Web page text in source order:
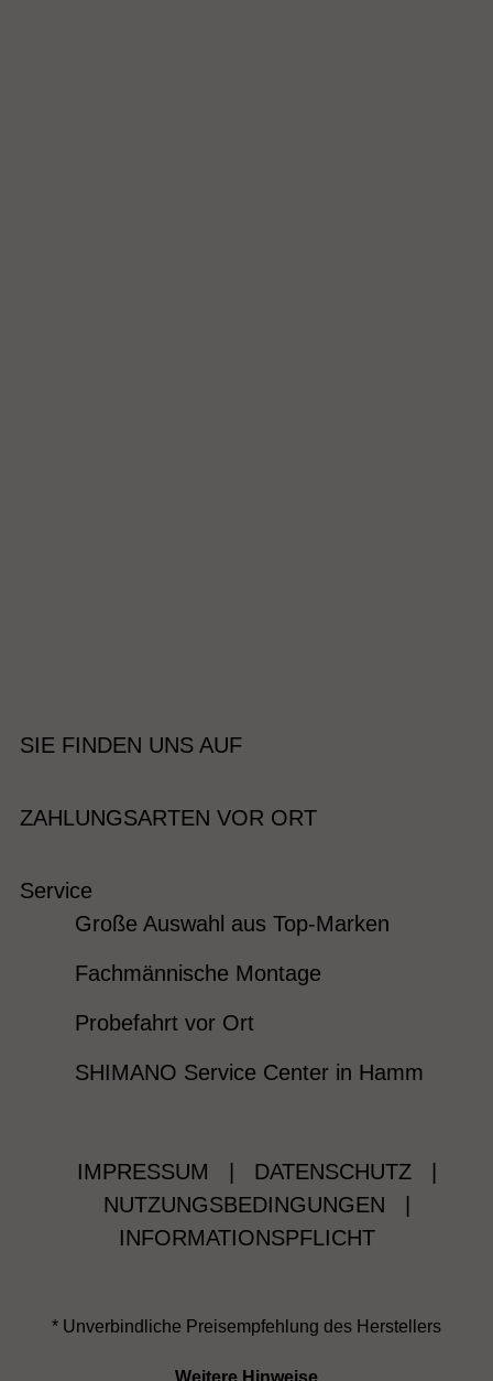
SIE FINDEN UNS AUF
ZAHLUNGSARTEN VOR ORT
Service
Große Auswahl aus Top-Marken
Fachmännische Montage
Probefahrt vor Ort
SHIMANO Service Center in Hamm
IMPRESSUM DATENSCHUTZ
NUTZUNGSBEDINGUNGEN
INFORMATIONSPFLICHT
* Unverbindliche Preisempfehlung des Herstellers